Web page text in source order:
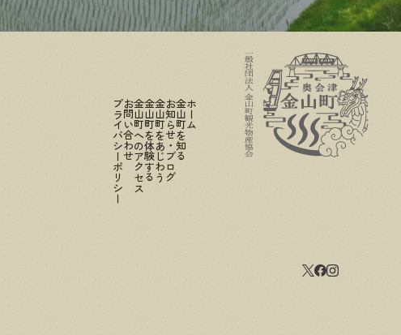
ホーム
金山町を知る
お知らせ・ブログ
金山町をあじわう
金山町を体験する
金山町へのアクセス
お問い合わせ
プライバシーポリシー